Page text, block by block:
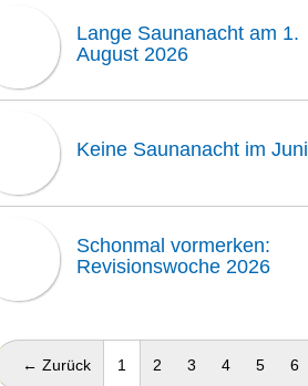
Lange Saunanacht am 1.
August 2026
Keine Saunanacht im Juni
Schonmal vormerken:
Revisionswoche 2026
← Zurück 1 (aktuell)
2 3 4 5 6